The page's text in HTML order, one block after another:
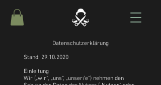
Datenschutzerklärung
Stand: 29.10.2020
Einleitung
Wir („wir“, „uns“, „unser/e“) nehmen den